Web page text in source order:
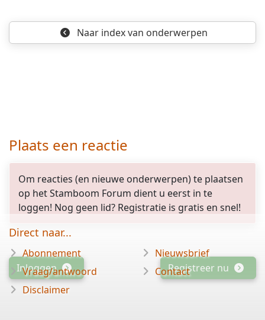
Naar indexvan onderwerpen
Plaats een reactie
Om reacties (en nieuwe onderwerpen) te plaatsen
op het Stamboom Forum dient u eerst in te
loggen! Nog geen lid? Registratie is gratis en snel!
Inloggen Registreer nu
Direct naar...
Abonnement
Vraag/antwoord
Disclaimer
Nieuwsbrief
Contact